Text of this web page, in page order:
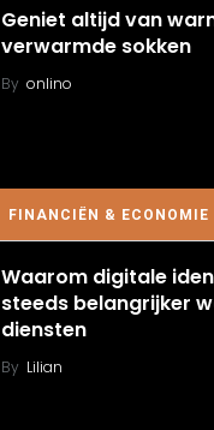
Geniet altijd van
verwarmde sokken
By onlino
FINANCIËN & ECONOMIE
Waarom digitale
steeds belangrijker
diensten
By Lilian